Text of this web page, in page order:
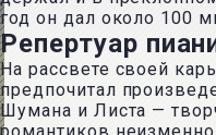
год он дал около 100
Репертуар
На рассвете своей
предпочитал
Шумана и Листа —